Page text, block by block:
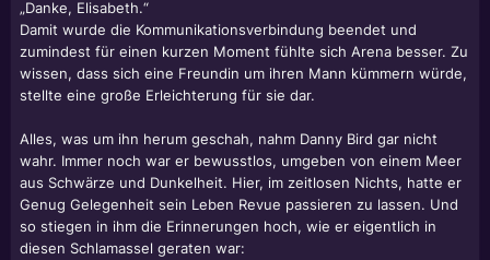
„Danke, Elisabeth.“
Damit wurde die Kommunikationsverbindung beendet und
zumindest für einen kurzen Moment fühlte sich Arena besser. Zu
wissen, dass sich eine Freundin um ihren Mann kümmern würde,
stellte eine große Erleichterung für sie dar.
Alles, was um ihn herum geschah, nahm Danny Bird gar nicht
wahr. Immer noch war er bewusstlos, umgeben von einem Meer
aus Schwärze und Dunkelheit. Hier, im zeitlosen Nichts, hatte er
Genug Gelegenheit sein Leben Revue passieren zu lassen. Und
so stiegen in ihm die Erinnerungen hoch, wie er eigentlich in
diesen Schlamassel geraten war: